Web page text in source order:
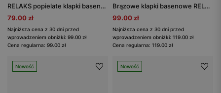
RELAKS popielate klapki basenowe z pianki EVA
79.00 zł
Najniższa cena z 30 dni przed
wprowadzeniem obniżki: 99.00 zł
Cena regularna: 99.00 zł
Brązowe klapki basenowe RELAKS
99.00 zł
Najniższa cena z 30 dni przed
wprowadzeniem obniżki: 119.00 zł
Cena regularna: 119.00 zł
Nowość Nowość